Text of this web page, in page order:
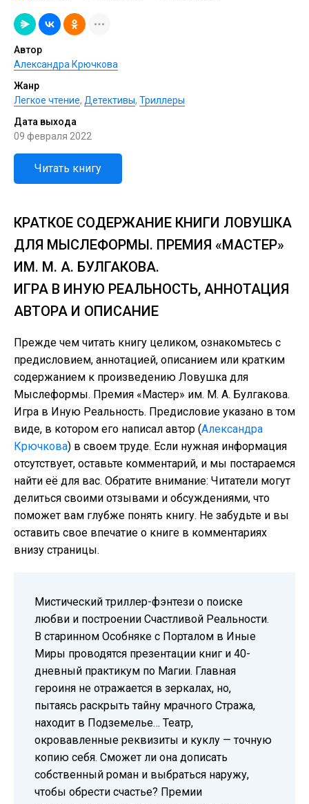
Автор
Александра Крючкова
Жанр
Легкое чтение, Детективы, Триллеры
Дата выхода
09 февраля 2022
Читать книгу
КРАТКОЕ СОДЕРЖАНИЕ КНИГИ ЛОВУШКА
ДЛЯ МЫСЛЕФОРМЫ. ПРЕМИЯ «МАСТЕР»
ИМ. М. А. БУЛГАКОВА.
ИГРА В ИНУЮ РЕАЛЬНОСТЬ, АННОТАЦИЯ
АВТОРА И ОПИСАНИЕ
Прежде чем читать книгу целиком, ознакомьтесь с
предисловием, аннотацией, описанием или кратким
содержанием к произведению Ловушка для
Мыслеформы. Премия «Мастер» им. М. А. Булгакова.
Игра в Иную Реальность. Предисловие указано в том
виде, в котором его написал автор (Александра
Крючкова) в своем труде. Если нужная информация
отсутствует, оставьте комментарий, и мы постараемся
найти её для вас. Обратите внимание: Читатели могут
делиться своими отзывами и обсуждениями, что
поможет вам глубже понять книгу. Не забудьте и вы
оставить свое впечатие о книге в комментариях
внизу страницы.
Мистический триллер-фэнтези о поиске
любви и построении Счастливой Реальности.
В старинном Особняке с Порталом в Иные
Миры проводятся презентации книг и 40-
дневный практикум по Магии. Главная
героиня не отражается в зеркалах, но,
пытаясь раскрыть тайну мрачного Стража,
находит в Подземелье… Театр,
окровавленные реквизиты и куклу — точную
копию себя. Сможет ли она дописать
собственный роман и выбраться наружу,
чтобы обрести счастье? Премии